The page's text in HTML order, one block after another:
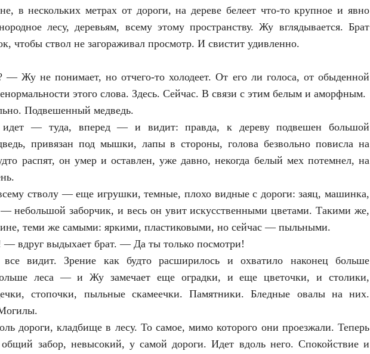
в нескольких метрах от дороги, на дереве белеет что-то крупное и явно
лесу, деревьям, всему этому пространству. Жу вглядывается. Брат
чтобы ствол не загораживал просмотр. И свистит удивленно.
— Жу не понимает, но отчего-то холодеет. От его ли голоса, от обыденной
этого слова. Здесь. Сейчас. В связи с этим белым и аморфным.
Подвешенный медведь.
— туда, вперед — и видит: правда, к дереву подвешен большой
привязан под мышки, лапы в стороны, голова безвольно повисла на
распят, он умер и оставлен, уже давно, некогда белый мех потемнел, на
стволу — еще игрушки, темные, плохо видные с дороги: заяц, машинка,
небольшой заборчик, и весь он увит искусственными цветами. Такими же,
теми же самыми: яркими, пластиковыми, но сейчас — пыльными.
вдруг выдыхает брат. — Да ты только посмотри!
видит. Зрение как будто расширилось и охватило наконец больше
леса — и Жу замечает еще оградки, и еще цветочки, и столики,
стопочки, пыльные скамеечки. Памятники. Бледные овалы на них.
дороги, кладбище в лесу. То самое, мимо которого они проезжали. Теперь
забор, невысокий, у самой дороги. Идет вдоль него. Спокойствие и